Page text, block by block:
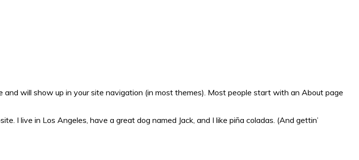
will show up in your site navigation (in most themes). Most people start with an About page
I live in Los Angeles, have a great dog named Jack, and I like piña coladas. (And gettin’